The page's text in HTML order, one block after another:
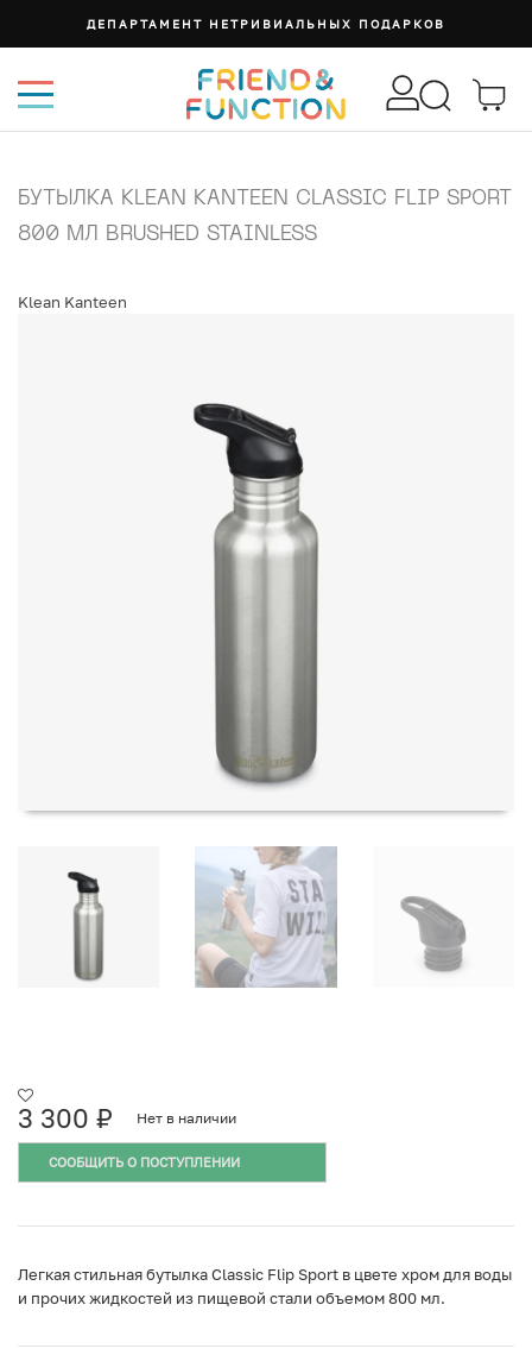
ДЕПАРТАМЕНТ НЕТРИВИАЛЬНЫХ ПОДАРКОВ
БУТЫЛКА KLEAN KANTEEN CLASSIC FLIP SPORT
800 МЛ BRUSHED STAINLESS
Klean Kanteen
3 300 ₽ Нет в наличии
СООБЩИТЬ О ПОСТУПЛЕНИИ
Легкая стильная бутылка Classic Flip Sport в цвете хром для воды
и прочих жидкостей из пищевой стали объемом 800 мл.